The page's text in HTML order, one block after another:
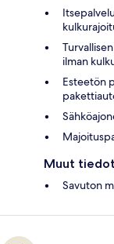
ilman
Esteetön
Muut tiedot
Savuton